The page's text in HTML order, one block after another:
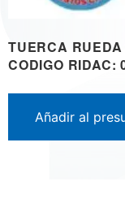
TUERCA
CODIGO RIDAC:
Añadir al